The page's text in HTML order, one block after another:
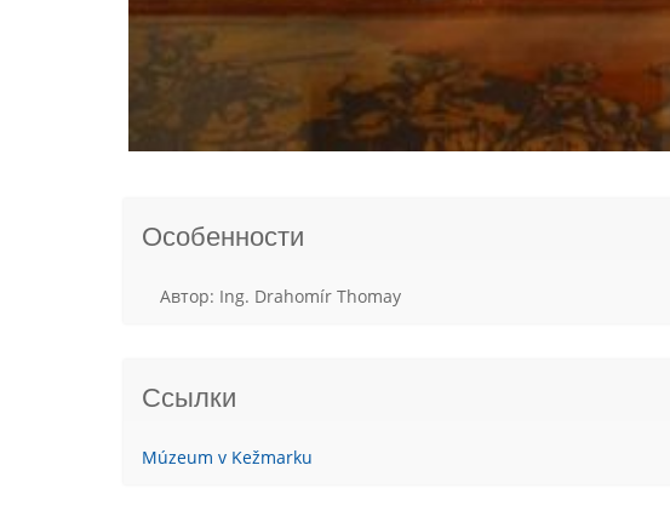
Особенности
Aвтор: Ing. Drahomír Thomay
Ссылки
Múzeum v Kežmarku